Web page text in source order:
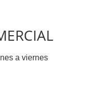
a viernes